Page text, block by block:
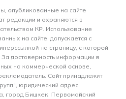
опубликованные на сайте
редакции и охраняются в
КР. Использование
на сайте, допускается с
на страницу, с которой
достоверность информации в
на коммерческой основе,
Сайт принадлежит
юридический адрес:
город Бишкек, Первомайский